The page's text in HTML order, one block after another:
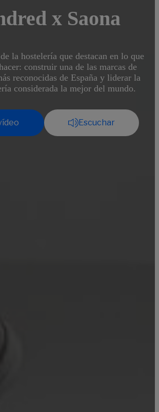
x Saona
la hostelería que destacan en lo que
construir una de las marcas de
reconocidas de España y liderar la
considerada la mejor del mundo.
Escuchar